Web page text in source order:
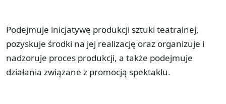
Podejmuje inicjatywę produkcji sztuki teatralnej,
pozyskuje środki na jej realizację oraz organizuje i
nadzoruje proces produkcji, a także podejmuje
działania związane z promocją spektaklu.